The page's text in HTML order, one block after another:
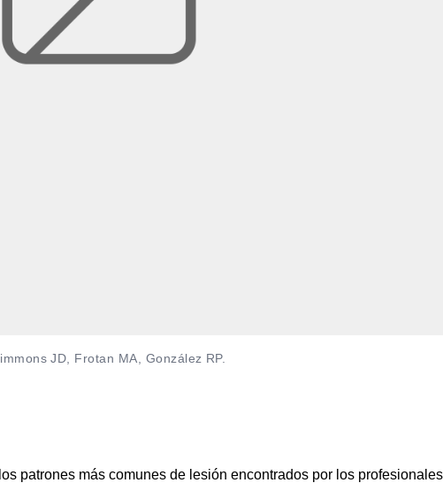
JD, Frotan MA, González RP.
patrones más comunes de lesión encontrados por los